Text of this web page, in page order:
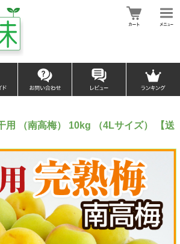
用 （南高梅） 10kg （4Lサイズ） 【送